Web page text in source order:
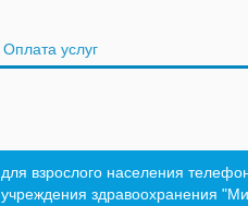
Оплата услуг
для взрослого населения
учреждения здравоохранения